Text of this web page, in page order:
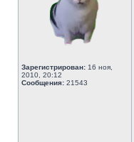
Зарегистрирован: 16 ноя,
2010, 20:12
Сообщения: 21543